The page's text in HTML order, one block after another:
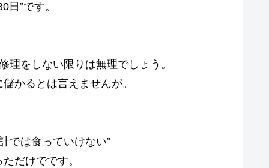
”です。
理をしない限りは無理でしょう。
かるとは言えませんが。
では食っていけない”
だけでです。